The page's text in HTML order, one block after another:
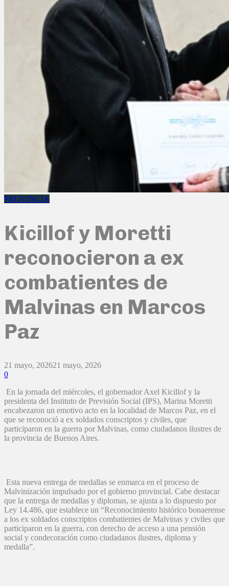
PROVINCIA
Kicillof y Moretti
reconocieron a ex
combatientes de
Malvinas en Marcos
Paz
21 mayo, 202621 mayo, 2026
0
En la jornada del miércoles, el gobernador Axel Kicillof y la
presidenta del Instituto de Previsión Social (IPS), Marina Moretti
encabezaron un emotivo acto en la localidad de Marcos Paz, en el
que se reconoció a ex soldados conscriptos y civiles, que
participaron en la guerra por Malvinas, como ciudadanos ilustres de
la provincia de Buenos Aires.
Esta nueva entrega de medallas se enmarca en el proceso de
Malvinización impulsado por el gobierno provincial. Cabe destacar
que la entrega de medallas y diplomas, se ajusta a lo dispuesto por
Ley 14.486, que establece un “Reconocimiento histórico bonaerense
a los ex soldados conscriptos combatientes de Malvinas y civiles que
participaron en la guerra, con derecho de acceso a una pensión
social y condecoración como ciudadanos ilustres, diploma y
medalla”.